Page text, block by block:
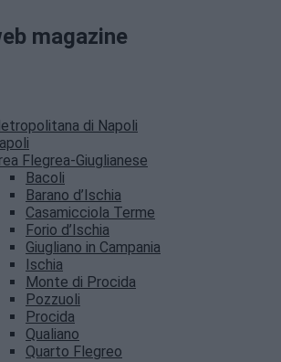
magazine
di Napoli
Flegrea-Giuglianese
Bacoli
Barano d’Ischia
Casamicciola Terme
Forio d’Ischia
Giugliano in Campania
Ischia
Monte di Procida
Pozzuoli
Procida
Qualiano
Quarto Flegreo